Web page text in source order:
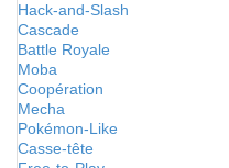
Hack-and-Slash
Cascade
Battle Royale
Moba
Coopération
Mecha
Pokémon-Like
Casse-tête